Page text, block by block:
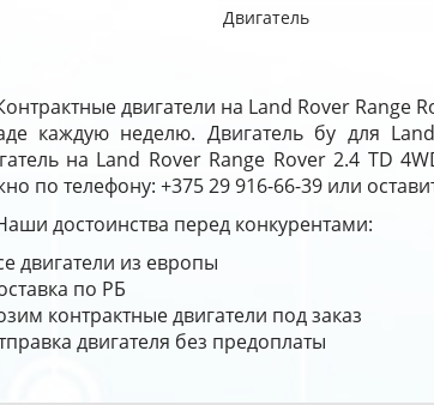
Двигатель
двигатели на Land Rover Range
каждую неделю. Двигатель бу для
на Land Rover Range Rover 2.4 TD
по телефону: +375 29 916-66-39 или
достоинства перед конкурентами:
двигатели из европы
по РБ
контрактные двигатели под заказ
двигателя без предоплаты